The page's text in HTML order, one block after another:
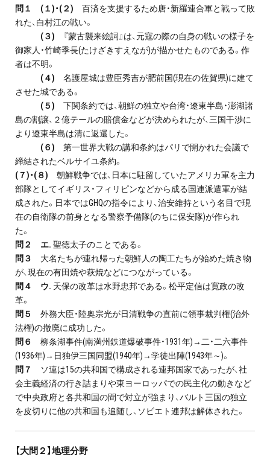
問１ (１)・(２) 百済を支援するため唐・新羅連合軍と戦って敗
れた、白村江の戦い。
(３) 『蒙古襲来絵詞』は、元寇の際の自身の戦いの様子を
御家人・竹崎季長(たけざきすえなが)が描かせたものである。作
者は不明。
(４) 名護屋城は豊臣秀吉が肥前国(現在の佐賀県)に建て
させた城である。
(５) 下関条約では、朝鮮の独立や台湾・遼東半島・澎湖諸
島の割譲、２億テールの賠償金などが決められたが、三国干渉に
より遼東半島は清に返還した。
(６) 第一世界大戦の講和条約はパリで開かれた会議で
締結されたベルサイユ条約。
(７)・(８) 朝鮮戦争では、日本に駐留していたアメリカ軍を主力
部隊としてイギリス・フィリピンなどから成る国連派遣軍が結
成された。日本ではGHQの指令により、治安維持という名目で現
在の自衛隊の前身となる警察予備隊(のちに保安隊)が作られ
た。
問２ エ. 聖徳太子のことである。
問３ 大名たちが連れ帰った朝鮮人の陶工たちが始めた焼き物
が、現在の有田焼や萩焼などにつながっている。
問４ ウ. 天保の改革は水野忠邦である。松平定信は寛政の改
革。
問５ 外務大臣・陸奥宗光が日清戦争の直前に領事裁判権(治外
法権)の撤廃に成功した。
問６ 柳条湖事件(南満州鉄道爆破事件・1931年)→二・二六事件
(1936年)→日独伊三国同盟(1940年)→学徒出陣(1943年～)。
問７
ソ連は15の共和国で構成される連邦国家であったが、社
会主義経済の行き詰まりや東ヨーロッパでの民主化の動きなど
で中央政府と各共和国の間で対立が強まり、バルト三国の独立
を皮切りに他の共和国も追随し、ソビエト連邦は解体された。
【大問２】地理分野